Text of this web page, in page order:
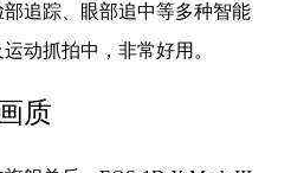
追踪、眼部追中等多种智能
动抓拍中，非常好用。
质